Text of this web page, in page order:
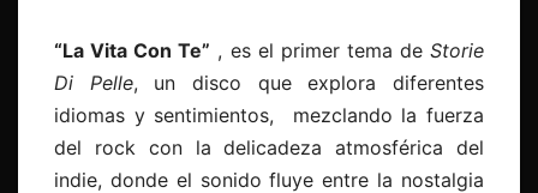
“La Vita Con Te” , es el primer tema deStorie
Di Pelle, un disco que explora diferentes
idiomas y sentimientos, mezclando la fuerza
del rock con la delicadeza atmosférica del
indie, donde el sonido fluye entre la nostalgia